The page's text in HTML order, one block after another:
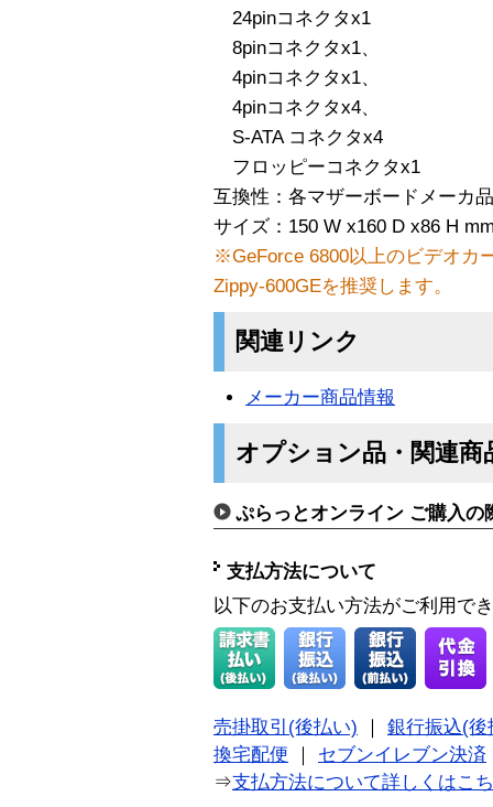
24pinコネクタx1
8pinコネクタx1、
4pinコネクタx1、
4pinコネクタx4、
S-ATA コネクタx4
フロッピーコネクタx1
互換性：各マザーボードメーカ品
サイズ：150 W x160 D x86 H
※GeForce 6800以上のビデオカ
Zippy-600GEを推奨します。
関連リンク
メーカー商品情報
オプション品・関連商
ぷらっとオンライン ご購入の
支払方法について
以下のお支払い方法がご利用で
売掛取引(後払い)
銀行振込(後
換宅配便
セブンイレブン決済
⇒支払方法について詳しくはこ